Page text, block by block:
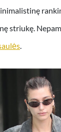
striukę.
.